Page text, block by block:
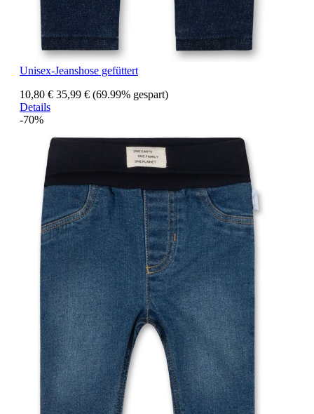
Unisex-Jeanshose gefüttert
10,80 € 35,99 € (69.99% gespart)
Details
-70%